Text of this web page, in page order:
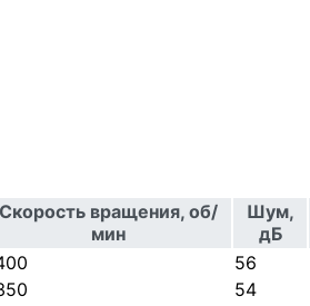
Скорость вращения, об/
мин
Шум,
дБ
56
54